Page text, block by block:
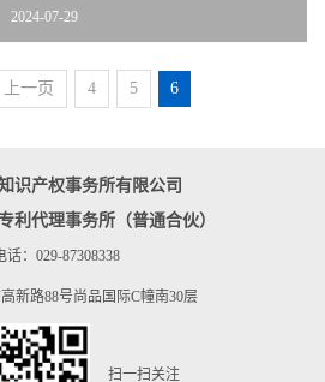
近年来，国家知识产权局在全国范围内
持续深入推进知识产权代理行业&ldquo;蓝天
&rdquo;专项整治...
2024-07-29
上一页 4 5 6
识产权事务所有限公司
利代理事务所（普通合伙）
话：029-87308338
新路88号尚品国际C幢南30层
扫一扫关注